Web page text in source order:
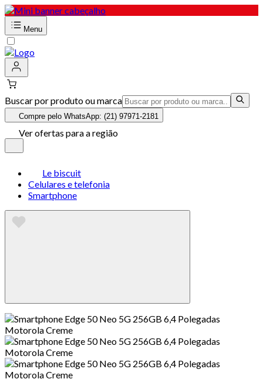
Menu
Buscar por produto ou marca
Compre pelo WhatsApp: (21) 97971-2181
Ver ofertas para a região
Le biscuit
Celulares e telefonia
Smartphone